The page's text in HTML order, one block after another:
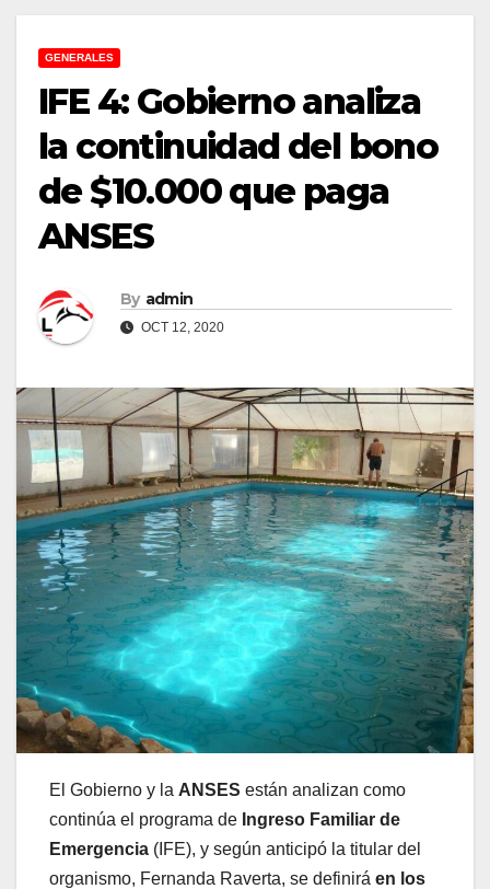
GENERALES
IFE 4: Gobierno analiza
la continuidad del bono
de $10.000 que paga
ANSES
By admin
OCT 12, 2020
El Gobierno y la ANSES están analizan como
continúa el programa de Ingreso Familiar de
Emergencia (IFE), y según anticipó la titular del
organismo, Fernanda Raverta, se definirá en los